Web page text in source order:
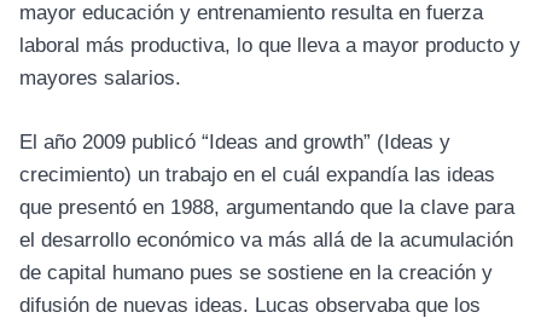
mayor educación y entrenamiento resulta en fuerza
laboral más productiva, lo que lleva a mayor producto y
mayores salarios.
El año 2009 publicó “Ideas and growth” (Ideas y
crecimiento) un trabajo en el cuál expandía las ideas
que presentó en 1988, argumentando que la clave para
el desarrollo económico va más allá de la acumulación
de capital humano pues se sostiene en la creación y
difusión de nuevas ideas. Lucas observaba que los